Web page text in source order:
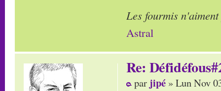
Les fourmis
Astral
Re:
par jipé » Lun Nov